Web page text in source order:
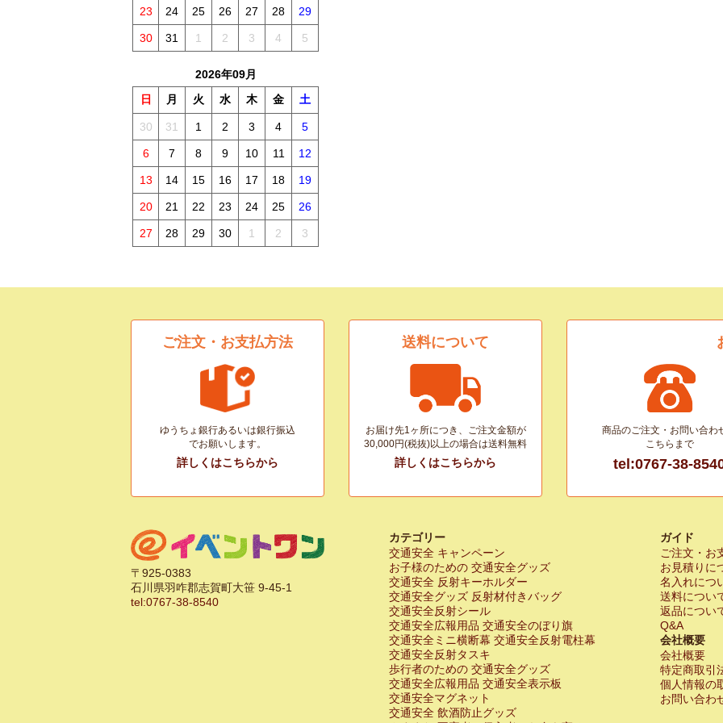
23 24 25 26 27 28 29
30 31 1 2 3 4 5
2026年09月
日
月 火 水 木 金 土
30 31 1 2 3 4 5
6 7 8 9 10 11 12
13 14 15 16 17 18 19
20 21 22 23 24 25 26
27 28 29 30 1 2 3
ご注文・お支払方法
ゆうちょ銀行あるいは銀行振込
でお願いします。
詳しくはこちらから
送料について
お届け先1ヶ所につき、ご注文金額が
30,000円(税抜)以上の場合は送料無料
詳しくはこちらから
商品のご注文・お問い合わ
こちらまで
tel:0767-38-
〒925-0383
石川県羽咋郡志賀町大笹 9-45-1
tel:0767-38-8540
カテゴリー
交通安全 キャンペーン
お子様のための 交通安全グッズ
交通安全 反射キーホルダー
交通安全グッズ 反射材付きバッグ
交通安全反射シール
交通安全広報用品 交通安全のぼり旗
交通安全ミニ横断幕 交通安全反射電柱幕
交通安全反射タスキ
歩行者のための 交通安全グッズ
交通安全広報用品 交通安全表示板
交通安全マグネット
交通安全 飲酒防止グッズ
ガイド
ご注文・お
お見積りに
名入れにつ
送料につい
返品につい
Q&A
会社概要
会社概要
特定商取引
個人情報の
お問い合わ